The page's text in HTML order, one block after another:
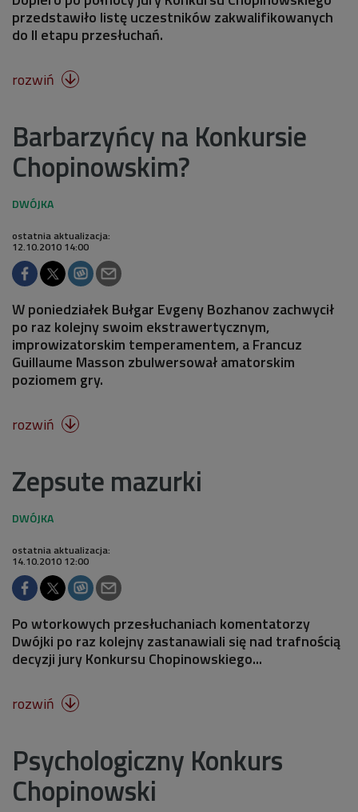
przedstawiło listę uczestników zakwalifikowanych
do II etapu przesłuchań.
rozwiń 
Barbarzyńcy na Konkursie
Chopinowskim?
ostatnia aktualizacja:
12.10.2010 14:00
W poniedziałek Bułgar Evgeny Bozhanov zachwycił
po raz kolejny swoim ekstrawertycznym,
improwizatorskim temperamentem, a Francuz
Guillaume Masson zbulwersował amatorskim
poziomem gry.
rozwiń 
Zepsute mazurki
ostatnia aktualizacja:
14.10.2010 12:00
Po wtorkowych przesłuchaniach komentatorzy
Dwójki po raz kolejny zastanawiali się nad trafnością
decyzji jury Konkursu Chopinowskiego...
rozwiń 
Psychologiczny Konkurs
Chopinowski